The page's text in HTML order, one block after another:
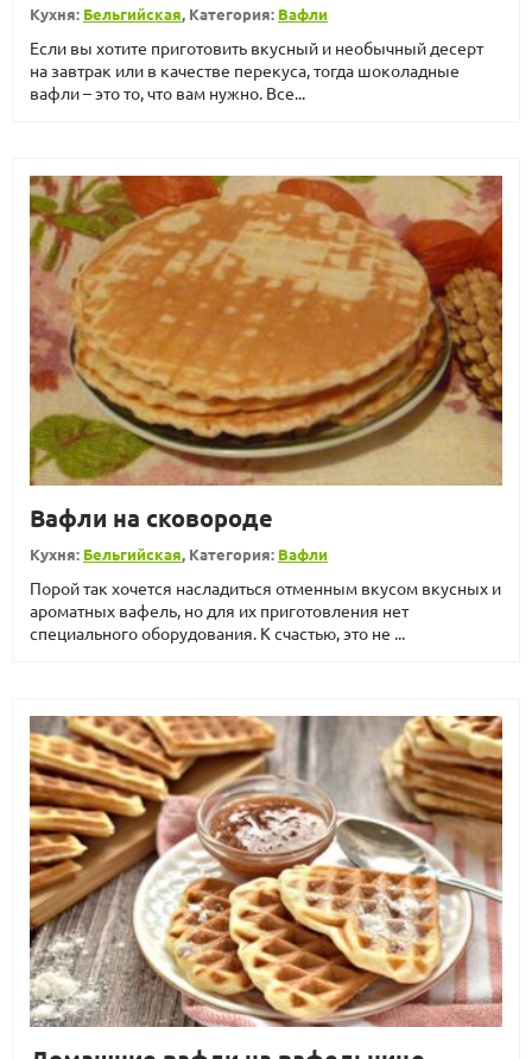
Кухня: Бельгийская, Категория: Вафли
Если вы хотите приготовить вкусный и необычный десерт
на завтрак или в качестве перекуса, тогда шоколадные
вафли – это то, что вам нужно. Все...
Вафли на сковороде
Кухня: Бельгийская, Категория: Вафли
Порой так хочется насладиться отменным вкусом вкусных и
ароматных вафель, но для их приготовления нет
специального оборудования. К счастью, это не ...